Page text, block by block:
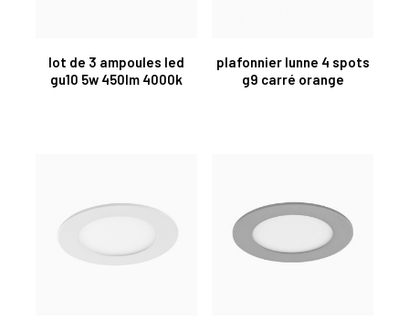
lot de 3 ampoules led
gu10 5w 450lm 4000k
plafonnier lunne 4 spots
g9 carré orange